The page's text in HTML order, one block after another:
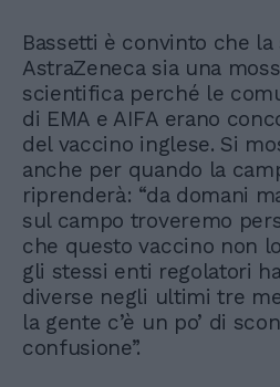
Bassetti è convinto che
AstraZeneca sia una
scientifica perché le
di EMA e AIFA erano
del vaccino inglese. Si
anche per quando la
riprenderà: “da domani
sul campo troveremo
che questo vaccino non
gli stessi enti regolatori
diverse negli ultimi tre
la gente c’è un po’ di
confusione”.